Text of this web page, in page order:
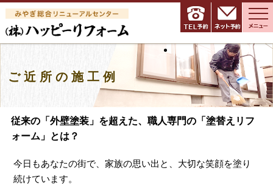
ご近所の施工例
従来の「外壁塗装」を超えた、職人専門の「塗替えリフ
ォーム」とは？
今日もあなたの街で、家族の思い出と、大切な笑顔を塗り
続けています。